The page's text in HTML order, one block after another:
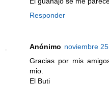
Responder
Anónimo noviembre
Gracias por mis
mio.
El Buti